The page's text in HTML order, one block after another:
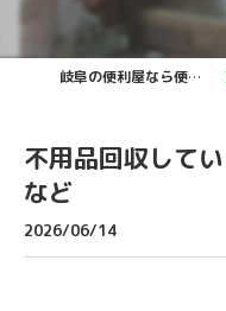
岐阜の便利屋なら便利屋本舗 岐阜店
不用品回収して
など
2026/06/14